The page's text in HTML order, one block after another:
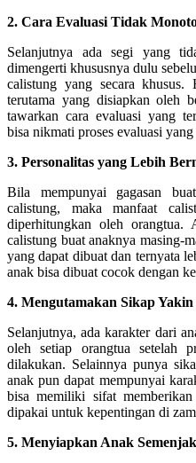
2. Cara Evaluasi Tidak
Selanjutnya ada segi yang
dimengerti khususnya dulu
calistung yang secara
terutama yang disiapkan oleh
tawarkan cara evaluasi yang
bisa nikmati proses evaluasi
3. Personalitas yang Lebih
Bila mempunyai gagasan
calistung, maka manfaat
diperhitungkan oleh
calistung buat anaknya masing-
yang dapat dibuat dan ternyata
anak bisa dibuat cocok dengan
4. Mengutamakan Sikap
Selanjutnya, ada karakter dari
oleh setiap orangtua setelah
dilakukan. Selainnya punya
anak pun dapat mempunyai
bisa memiliki sifat
dipakai untuk kepentingan di
5. Menyiapkan Anak